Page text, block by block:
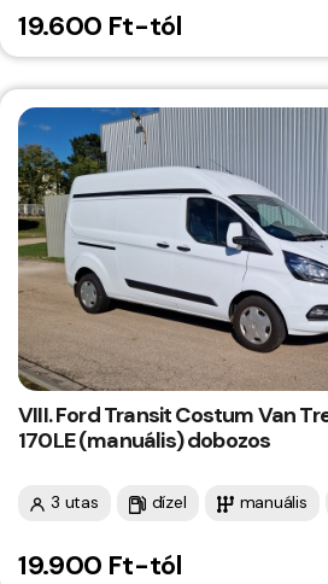
19.600 Ft-tól
VIII. Ford Transit Costum Van
170LE (manuális) dobozos
3 utas dízel manuális
19.900 Ft-tól